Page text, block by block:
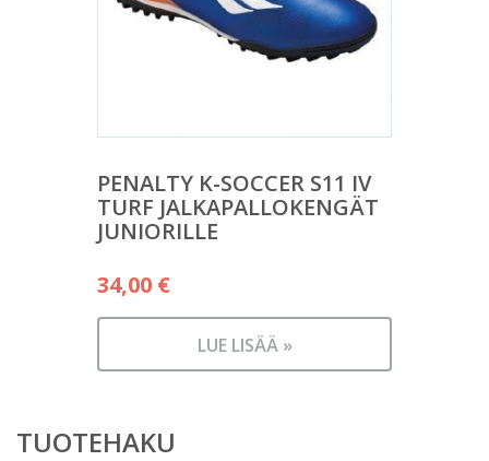
PENALTY K-SOCCER S11 IV
TURF JALKAPALLOKENGÄT
JUNIORILLE
34,00 €
LUE LISÄÄ »
TUOTEHAKU